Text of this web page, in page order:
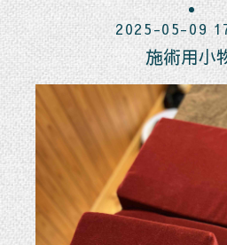
2025-05-09
施術用小